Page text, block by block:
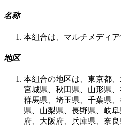
名称
本組合は、マルチメディ
地区
本組合の地区は、東京都
宮城県、秋田県、山形県
群馬県、埼玉県、千葉県
県、山梨県、長野県、岐
府、大阪府、兵庫県、奈